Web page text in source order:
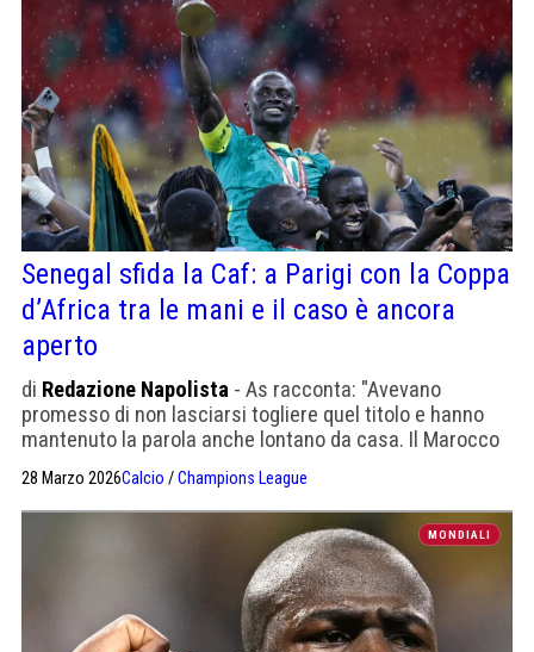
Senegal sfida la Caf: a Parigi con la Coppa
d’Africa tra le mani e il caso è ancora
aperto
di Redazione Napolista - As racconta: "Avevano
promesso di non lasciarsi togliere quel titolo e hanno
mantenuto la parola anche lontano da casa. Il Marocco
28 Marzo 2026Calcio /Champions League
MONDIALI